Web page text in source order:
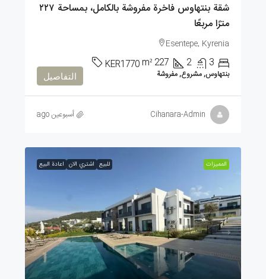
شقة بنتهاوس فاخرة مفروشة بالكامل، بمساحة ٢٢٧
مترًا مربعًا
Esentepe, Kyrenia
3
2
227
m²
KER1770
بنتهاوس, مشروع, مفروشة التفاصيل
Cihanara-Admin أسبوعين ago
الممیزات للبيع اشتري الان اعادة البيع